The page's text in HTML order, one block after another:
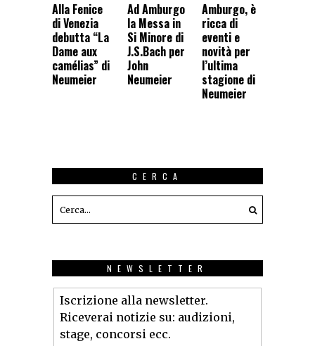
Alla Fenice
di Venezia
debutta “La
Dame aux
camélias” di
Neumeier
Ad Amburgo
la Messa in
Si Minore di
J.S.Bach per
John
Neumeier
Amburgo, è
ricca di
eventi e
novità per
l’ultima
stagione di
Neumeier
CERCA
NEWSLETTER
Iscrizione alla newsletter.
Riceverai notizie su: audizioni,
stage, concorsi ecc.